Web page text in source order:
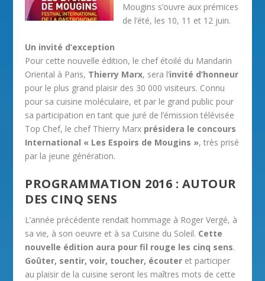
Mougins s’ouvre aux prémices
de l’été, les 10, 11 et 12 juin.
Un invité d’exception
Pour cette nouvelle édition, le chef étoilé du Mandarin
Oriental à Paris, Thierry Marx, sera l’invité d’honneur
pour le plus grand plaisir des 30 000 visiteurs. Connu
pour sa cuisine moléculaire, et par le grand public pour
sa participation en tant que juré de l’émission télévisée
Top Chef, le chef Thierry Marx présidera le concours
International « Les Espoirs de Mougins », très prisé
par la jeune génération.
PROGRAMMATION 2016 : AUTOUR
DES CINQ SENS
L’année précédente rendait hommage à Roger Vergé, à
sa vie, à son oeuvre et à sa Cuisine du Soleil. Cette
nouvelle édition aura pour fil rouge les cinq sens.
Goûter, sentir, voir, toucher, écouter et participer
au plaisir de la cuisine seront les maîtres mots de cette